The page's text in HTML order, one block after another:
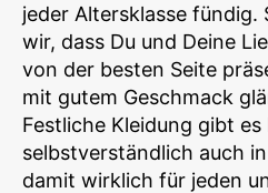
jeder Altersklasse fündig.
wir, dass Du und Deine
von der besten Seite
mit gutem Geschmack
Festliche Kleidung gibt es
selbstverständlich auch
damit wirklich für jeden